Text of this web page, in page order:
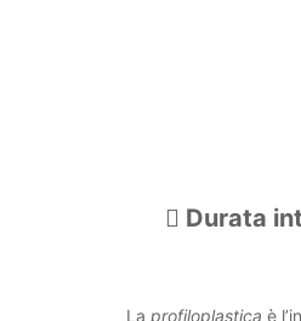
Durata
La profiloplastica è